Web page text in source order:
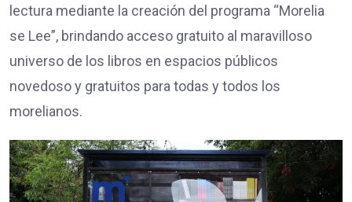
lectura mediante la creación del programa “Morelia
se Lee”, brindando acceso gratuito al maravilloso
universo de los libros en espacios públicos
novedoso y gratuitos para todas y todos los
morelianos.